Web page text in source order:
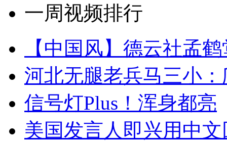
一周视频排行
【中国风】德云社孟
河北无腿老兵马三小
信号灯Plus！浑身都亮
美国发言人即兴用中